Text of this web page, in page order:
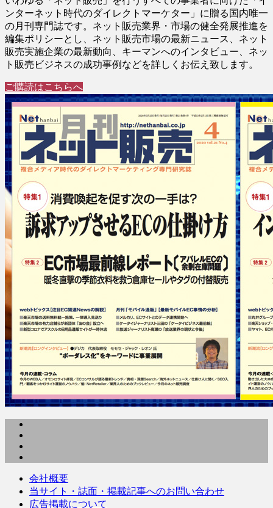
ンターネット時代のダイレクトマーケター」に贈る国内唯一
の月刊専門誌です。ネット販売業界・市場の健全発展推進を
編集ポリシーとし、ネット販売市場の最新ニュース、ネット
販売実施企業の最新動向、キーマンへのインタビュー、ネッ
ト販売ビジネスの成功事例などを詳しくお伝え致します。
ご購読はこちらへ
会社概要
当サイト・誌面・掲載記事へのお問い合わせ
広告掲載について